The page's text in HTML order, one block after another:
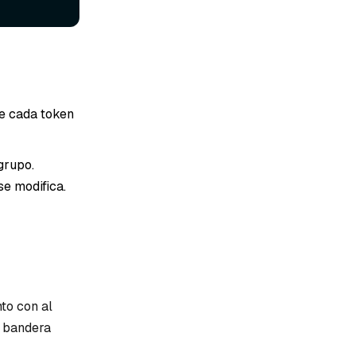
cada token
modifica.
con al